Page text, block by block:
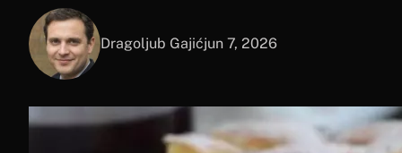
Dragoljub Gajićjun 7, 2026